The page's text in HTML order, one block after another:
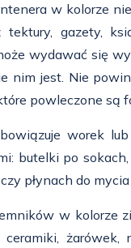
w kolorze
gazety,
wydawać się
nim jest. Nie
powleczone są
worek lub
butelki po
płynach do
w kolorze
ceramiki,